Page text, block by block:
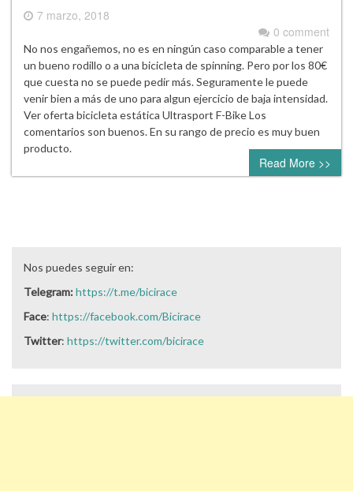
7 marzo, 2018
0 comment
No nos engañemos, no es en ningún caso comparable a tener
un bueno rodillo o a una bicicleta de spinning. Pero por los 80€
que cuesta no se puede pedir más. Seguramente le puede
venir bien a más de uno para algun ejercicio de baja intensidad.
Ver oferta bicicleta estática Ultrasport F-Bike Los
comentarios son buenos. En su rango de precio es muy buen
producto.
Read More >>
Nos puedes seguir en:
Telegram:https://t.me/bicirace
Face: https://facebook.com/Bicirace
Twitter: https://twitter.com/bicirace